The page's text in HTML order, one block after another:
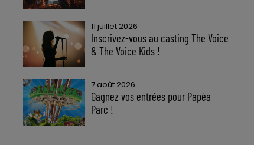
11 juillet 2026
Inscrivez-vous au casting The Voice
& The Voice Kids !
7 août 2026
Gagnez vos entrées pour Papéa
Parc !